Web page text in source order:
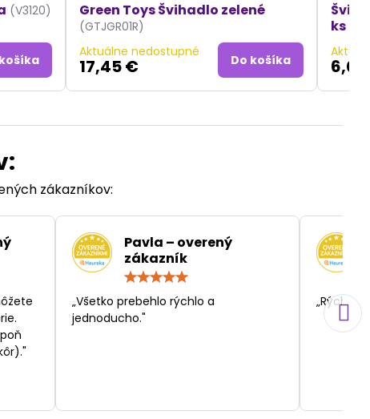
(V3120) Green Toys Švihadlo zelené
(GTJGR01R)
Aktuálne nedostupné
17,45 € Do košíka
ks
zákazníkov:
Pavla – overený
zákazník
„Všetko prebehlo rýchlo a
jednoducho."